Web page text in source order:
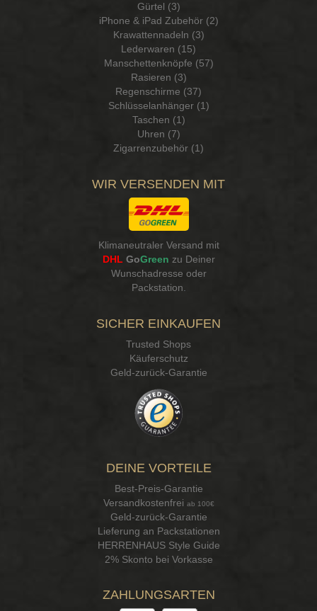
Gürtel (3)
iPhone & iPad Zubehör (2)
Krawattennadeln (3)
Lederwaren (15)
Manschettenknöpfe (57)
Rasieren (3)
Regenschirme (37)
Schlüsselanhänger (1)
Taschen (1)
Uhren (7)
Zigarrenzubehör (1)
WIR VERSENDEN MIT
Klimaneutraler Versand mit
DHL GoGreen zu Deiner
Wunschadresse oder
Packstation
SICHER EINKAUFEN
Trusted Shops
Käuferschutz
Geld-zurück-Garantie
DEINE VORTEILE
Best-Preis-Garantie
Versandkostenfrei ab 100€
Geld-zurück-Garantie
Lieferung an Packstationen
HERRENHAUS Style Guide
2% Skonto bei Vorkasse
ZAHLUNGSARTEN